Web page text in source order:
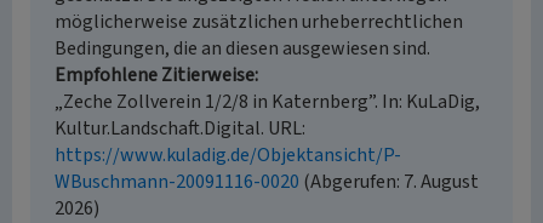
möglicherweise zusätzlichen urheberrechtlichen
Bedingungen, die an diesen ausgewiesen sind.
Empfohlene Zitierweise
„Zeche Zollverein 1/2/8 in Katernberg”. In: KuLaDig,
Kultur.Landschaft.Digital. URL:
https://www.kuladig.de/Objektansicht/P-
WBuschmann-20091116-0020 (Abgerufen: 7. August
2026)